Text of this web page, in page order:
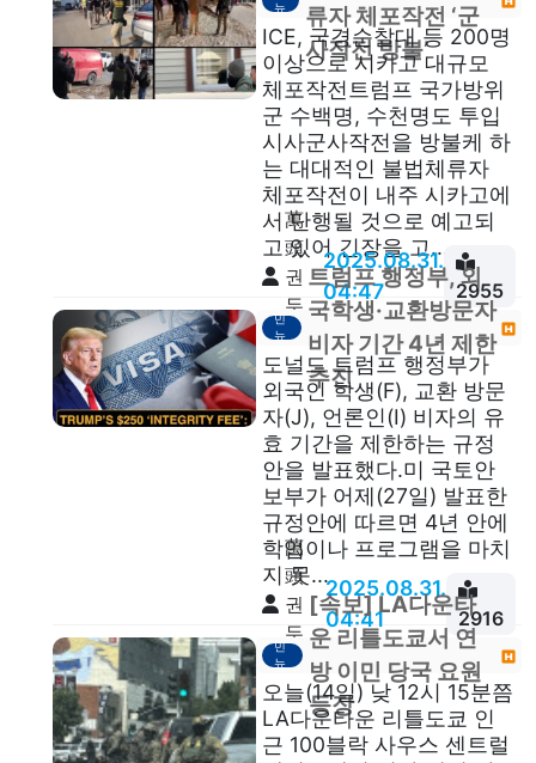
뉴
류자 체포작전 ‘군
사작전 방불’
ICE, 국경순찰대 등 200명
이상으로 시카고 대규모
체포작전트럼프 국가방위
군 수백명, 수천명도 투입
시사군사작전을 방불케 하
는 대대적인 불법체류자
체포작전이 내주 시카고에
서 단행될 것으로 예고되
고 있어 긴장을 고...
萬
頭
권
두
안
2025.08.31.
04:47
2955
민
뉴
트럼프 행정부, 외
국학생·교환방문자
비자 기간 4년 제한
추진
도널드 트럼프 행정부가
외국인 학생(F), 교환 방문
자(J), 언론인(I) 비자의 유
효 기간을 제한하는 규정
안을 발표했다.미 국토안
보부가 어제(27일) 발표한
규정안에 따르면 4년 안에
학업이나 프로그램을 마치
지 못...
萬
頭
권
두
안
2025.08.31.
04:41
2916
민
뉴
[속보] LA다운타
운 리틀도쿄서 연
방 이민 당국 요원
등장
오늘(14일) 낮 12시 15분쯤
LA다운타운 리틀도쿄 인
근 100블락 사우스 센트럴